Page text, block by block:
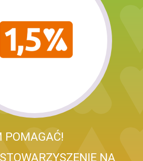
POMAGAĆ!
NA